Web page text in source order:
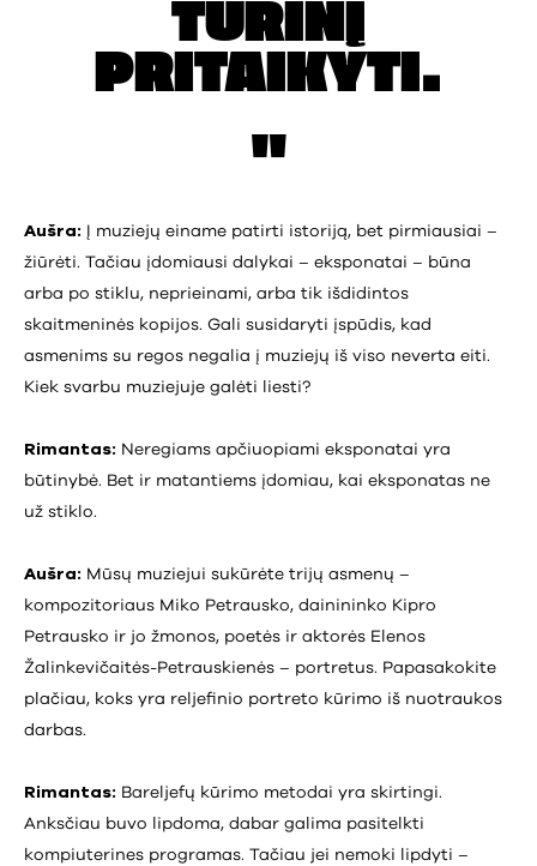
TURINĮ
PRITAIKYTI.
Aušra: Į muziejų einame patirti istoriją, bet pirmiausiai –
žiūrėti. Tačiau įdomiausi dalykai – eksponatai – būna
arba po stiklu, neprieinami, arba tik išdidintos
skaitmeninės kopijos. Gali susidaryti įspūdis, kad
asmenims su regos negalia į muziejų iš viso neverta eiti.
Kiek svarbu muziejuje galėti liesti?
Rimantas: Neregiams apčiuopiami eksponatai yra
būtinybė. Bet ir matantiems įdomiau, kai eksponatas ne
už stiklo.
Aušra: Mūsų muziejui sukūrėte trijų asmenų –
kompozitoriaus Miko Petrausko, dainininko Kipro
Petrausko ir jo žmonos, poetės ir aktorės Elenos
Žalinkevičaitės-Petrauskienės – portretus. Papasakokite
plačiau, koks yra reljefinio portreto kūrimo iš nuotraukos
darbas.
Rimantas: Bareljefų kūrimo metodai yra skirtingi.
Anksčiau buvo lipdoma, dabar galima pasitelkti
kompiuterines programas. Tačiau jei nemoki lipdyti –